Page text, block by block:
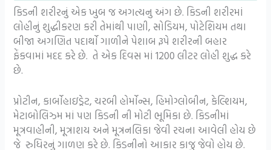
કિડની શરીરનું એક ખુબ જ અગત્યનુ અંગ છે. કિડની શરીરમાં
લોહીનું શુદ્ધીકરણ કરી તેમાંથી પાણી, સોડિયમ, પોટેશિયમ તથા
બીજા અગણિત પદાર્થો ગાળીને પેશાબ રૂપે શરીરની બહાર
ફેંકવામાં મદદ કરે છે. તે એક દિવસ માં 1200 લીટર લોહી શુદ્ધ કરે
છે.
પ્રોટીન, કાર્બોહાઇડ્રેટ, ચરબી હોર્મોન્સ, હિમોગ્લોબીન, કેલ્શિયમ,
મેટાબોલિઝ્મ માં પણ કિડની ની મોટી ભૂમિકા છે. કિડનીમાં
મૂત્રવાહીની, મૂત્રાશય અને મૂત્રનલિકા જેવી રચના આવેલી હોય છે
જે રુધિરનું ગાળણ કરે છે. કિડનીનો આકાર કાજુ જેવો હોય છે.